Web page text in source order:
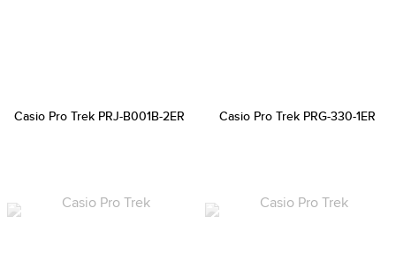
Casio Pro Trek PRJ-B001B-2ER Casio Pro Trek PRG-330-1ER